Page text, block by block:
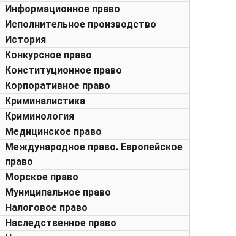
Информационное право
Исполнительное производство
История
Конкурсное право
Конституционное право
Корпоративное право
Криминалистика
Криминология
Медицинское право
Международное право. Европейское
право
Морское право
Муниципальное право
Налоговое право
Наследственное право